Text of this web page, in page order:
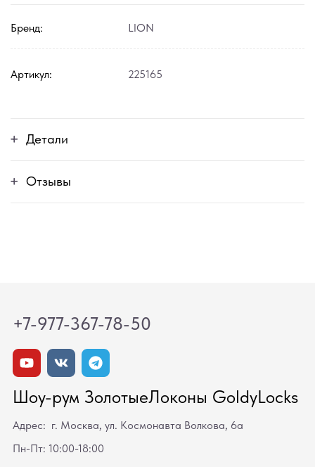
Бренд: LION
Артикул: 225165
Детали
Отзывы
+7-977-367-78-50
Шоу-рум ЗолотыеЛоконы GoldyLocks
Адрес: г. Москва, ул. Космонавта Волкова, 6а
Пн-Пт: 10:00-18:00